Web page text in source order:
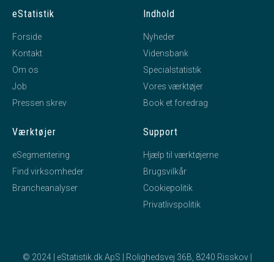
virksomheden.
hourglass_full
hourglass_full
virksomheden.
16. december, 2016
Lasse Holst Dyhrtiltrådte som stifter af virksomheden.
eStatistik
Forside
Kontakt
Om os
Job
Pressen skrev
Indhold
Nyheder
Vidensbank
Specialstatistik
Vores værktøjer
Book et foredrag
Værktøjer
eSegmentering
Find virksomheder
Brancheanalyser
Support
Hjælp til værktøjerne
Brugsvilkår
Cookiepolitik
Privatlivspolitik
© 2024 | eStatistik.dk ApS | Rolighedsvej 36B, 8240 Risskov |